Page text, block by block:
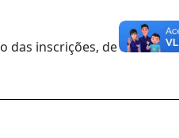
inscrições, de acordo